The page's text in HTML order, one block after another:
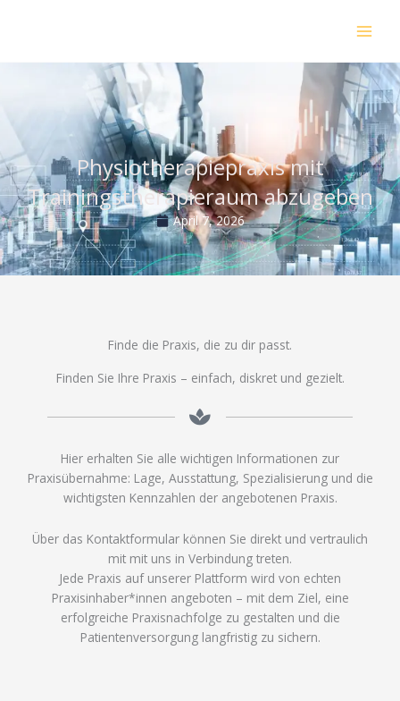
Physiotherapiepraxis mit
Trainingstherapieraum abzugeben
April 7, 2026
Finde die Praxis, die zu dir passt.
Finden Sie Ihre Praxis – einfach, diskret und gezielt.
Hier erhalten Sie alle wichtigen Informationen zur
Praxisübernahme: Lage, Ausstattung, Spezialisierung und die
wichtigsten Kennzahlen der angebotenen Praxis.
Über das Kontaktformular können Sie direkt und vertraulich
mit mit uns in Verbindung treten.
Jede Praxis auf unserer Plattform wird von echten
Praxisinhaber*innen angeboten – mit dem Ziel, eine
erfolgreiche Praxisnachfolge zu gestalten und die
Patientenversorgung langfristig zu sichern.